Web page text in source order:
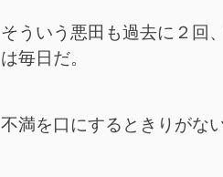
そういう悪田も過去に２回
は毎日だ。
不満を口にするときりがない